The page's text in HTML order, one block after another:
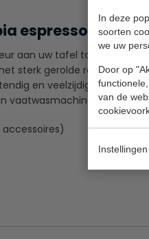
In deze
soorten
we uw
Door op
van de
Instellingen
espresso kop
aan uw tafel toe met dit
sterk gerolde randen.
en veelzijdig.
vaatwasmachinebestendig.